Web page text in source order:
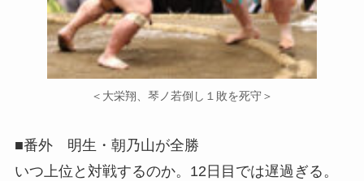
＜大栄翔、琴ノ若倒し１敗を死守＞
■番外 明生・朝乃山が全勝
いつ上位と対戦するのか。12日目では遅過ぎる。